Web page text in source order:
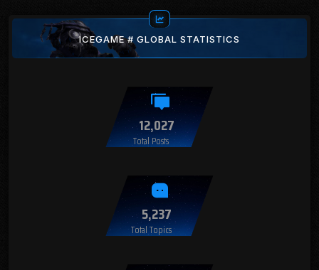
ICEGAME # GLOBAL STATISTICS
12,027
Total Posts
5,237
Total Topics